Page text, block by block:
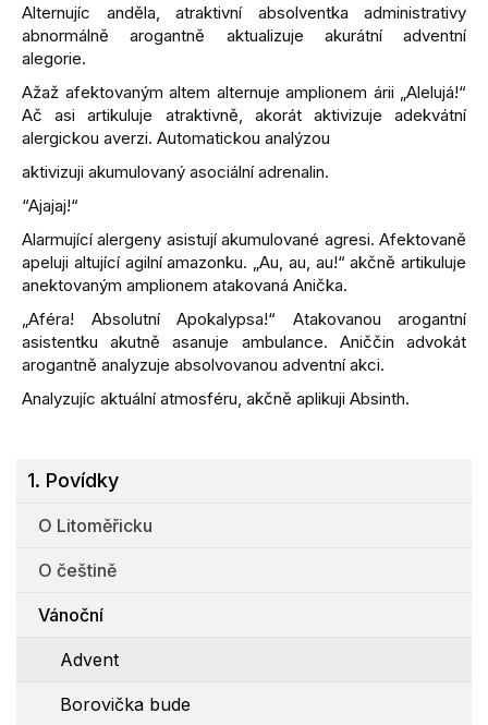
Alternujíc anděla, atraktivní absolventka administrativy
abnormálně arogantně aktualizuje akurátní adventní
alegorie.
Ažaž afektovaným altem alternuje amplionem árii „Alelujá!“
Ač asi artikuluje atraktivně, akorát aktivizuje adekvátní
alergickou averzi. Automatickou analýzou
aktivizuji akumulovaný asociální adrenalin.
“Ajajaj!“
Alarmující alergeny asistují akumulované agresi. Afektovaně
apeluji altující agilní amazonku. „Au, au, au!“ akčně artikuluje
anektovaným amplionem atakovaná Anička.
„Aféra! Absolutní Apokalypsa!“ Atakovanou arogantní
asistentku akutně asanuje ambulance. Aniččin advokát
arogantně analyzuje absolvovanou adventní akci.
Analyzujíc aktuální atmosféru, akčně aplikuji Absinth.
1. Povídky
O Litoměřicku
O češtině
Vánoční
Advent
Borovička bude